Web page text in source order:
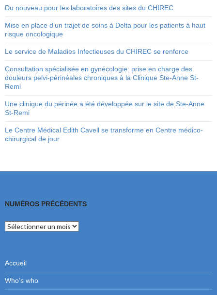
Du nouveau pour les laboratoires des sites du CHIREC
Mise en place d’un trajet de soins à Delta pour les patients à haut
risque oncologique
Le service de Maladies Infectieuses du CHIREC se renforce
Consultation spécialisée en gynécologie: prise en charge des
douleurs pelvi-périnéales chroniques à la Clinique Ste-Anne St-
Remi
Une clinique du périnée a été développée sur le site de Ste-Anne
St-Remi
Le Centre Médical Edith Cavell se transforme en Centre médico-
chirurgical de jour
NUMÉROS PRÉCÉDENTS
Numéros
précédents
Accueil
Who’s who